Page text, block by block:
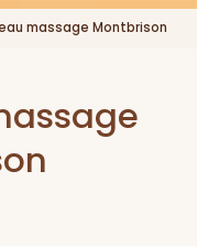
massage Montbrison